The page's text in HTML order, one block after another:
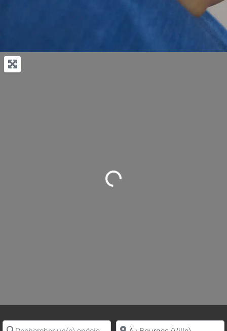
Loading...
Rechercher un(e) spécialiste par nomProche de (ville ou région)